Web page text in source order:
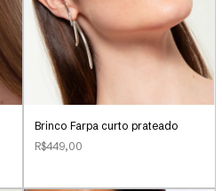
Brinco Farpa curto prateado
R$449,00